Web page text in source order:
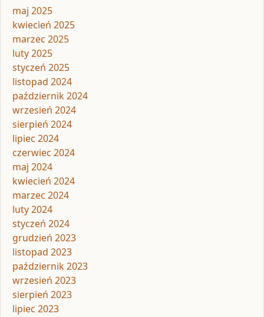
maj 2025
kwiecień 2025
marzec 2025
luty 2025
styczeń 2025
listopad 2024
październik 2024
wrzesień 2024
sierpień 2024
lipiec 2024
czerwiec 2024
maj 2024
kwiecień 2024
marzec 2024
luty 2024
styczeń 2024
grudzień 2023
listopad 2023
październik 2023
wrzesień 2023
sierpień 2023
lipiec 2023